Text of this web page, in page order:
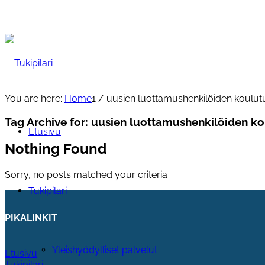
Etusivu
Tukipilari
Yleishyödylliset palvelut
You are here: Home1 / uusien luottamushenkilöiden
Tag Archive for: uusien luottamushenkilöiden
Nothing Found
Sorry, no posts matched your criteria
PIKALINKIT
Etusivu